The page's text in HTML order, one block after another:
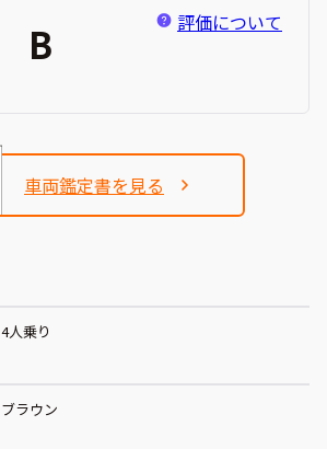
B 評価について
車両鑑定書を見る
4人乗り
ブラウン